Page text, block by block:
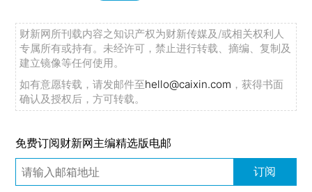
财新网所刊载内容之知识产权为财新传媒及/或相关权利人
专属所有或持有。未经许可，禁止进行转载、摘编、复制及
建立镜像等任何使用。
如有意愿转载，请发邮件至hello@caixin.com ，获得书面
确认及授权后，方可转载。
免费订阅财新网主编精选版电邮
订阅